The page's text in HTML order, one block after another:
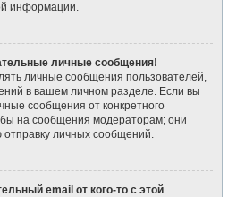
информации.
личные сообщения!
личные сообщения пользователей,
в вашем личном разделе. Если вы
сообщения от конкретного
на сообщения модераторам; они
отправку личных сообщений.
email от кого-то с этой